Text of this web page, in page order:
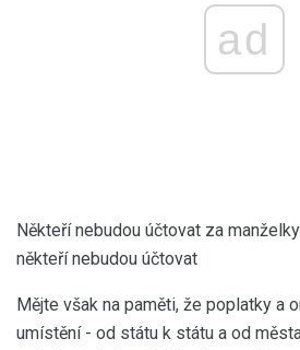
ad
Někteří nebudou účtovat za
někteří nebudou účtovat
Mějte však na paměti, že poplatky a
umístění - od státu k státu a od